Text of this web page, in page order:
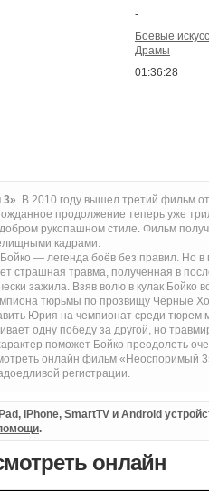
-
Боевые
Драмы
01:36:28
3». В 2010 году вышел третий фильм
продолжение теперь уже
рукопашном стиле. Фильм
кадрами.
— легенда боёв без правил. Но в
страшная травма, полученная в
зажила. Взяв волю в кулак Бойко
тюрьмы по прозвищу Чёрные
Юрия на чемпионат среди тюрем
одну победу за другой, но
поможет Бойко преодолеть
онлайн фильм «Неоспоримый
регистрации.
iPhone, SmartTV и Android
.
онлайн